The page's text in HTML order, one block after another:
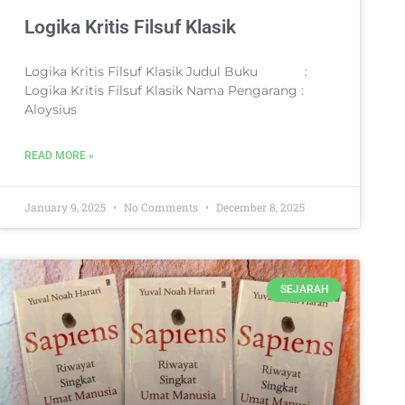
Logika Kritis Filsuf Klasik
Logika Kritis Filsuf Klasik Judul Buku :
Logika Kritis Filsuf Klasik Nama Pengarang :
Aloysius
READ MORE »
January 9, 2025 No Comments December 8, 2025
SEJARAH